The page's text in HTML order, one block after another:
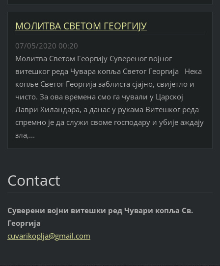
МОЛИТВА СВЕТОМ ГЕОРГИЈУ
07/05/2020 00:20
Молитва Светом Георгију Сувереног војног
витешког реда Чувара копља Светог Георгија Нека
копље Светог Георгија заблиста сјајно, свијетло и
чисто. За ова времена смо га чували у Царској
Лаври Хиландара, а данас у рукама Витешког реда
спремно је да служи своме господару и убије аждају
зла,...
Contact
Суверени војни витешки ред Чувари копља Св.
Георгија
cuvarikoplja@gmail.com